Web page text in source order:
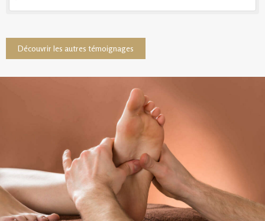
Découvrir les autres témoignages